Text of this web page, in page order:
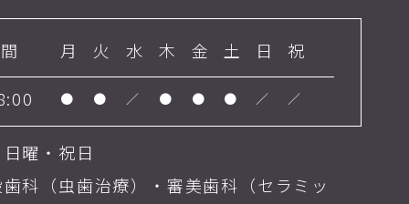
月 火 水 木 金 土 日 祝
● ● ／ ● ● ● ／ ／
曜・祝日
科（虫歯治療）・審美歯科（セラミッ